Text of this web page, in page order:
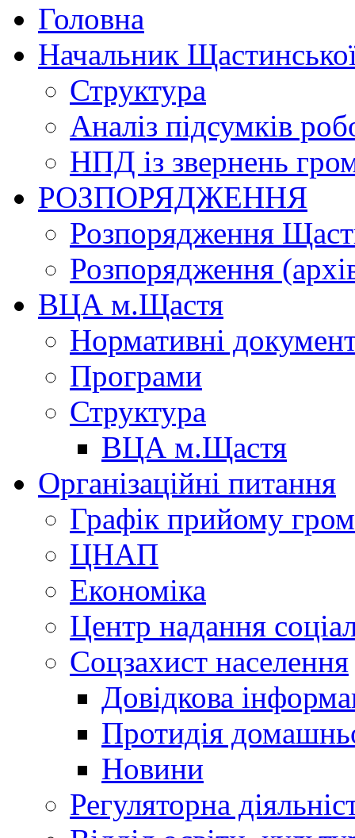
Головна
Начальник
Структура
Аналіз підсумків
НПД із звернень
РОЗПОРЯДЖЕННЯ
Розпорядження
Розпорядження
ВЦА м.Щастя
Нормативні
Програми
Структура
ВЦА м.Щастя
Організаційні питання
Графік прийому
ЦНАП
Економіка
Центр надання
Соцзахист населення
Довідкова
Протидія
Новини
Регуляторна